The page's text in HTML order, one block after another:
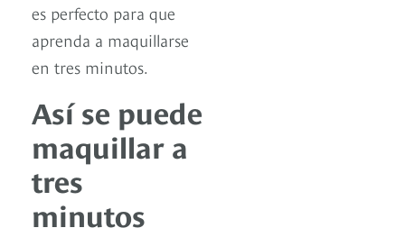
es perfecto para que
aprenda a maquillarse
en tres minutos.
Así se puede
maquillar a
tres
minutos